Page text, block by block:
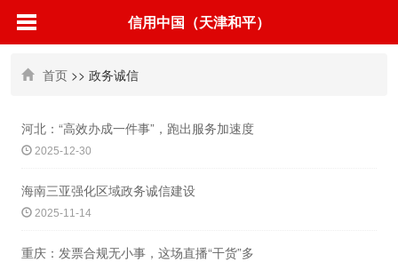
信用中国（天津和平）
首页 >> 政务诚信
河北：“高效办成一件事”，跑出服务加速度
2025-12-30
海南三亚强化区域政务诚信建设
2025-11-14
重庆：发票合规无小事，这场直播“干货”多